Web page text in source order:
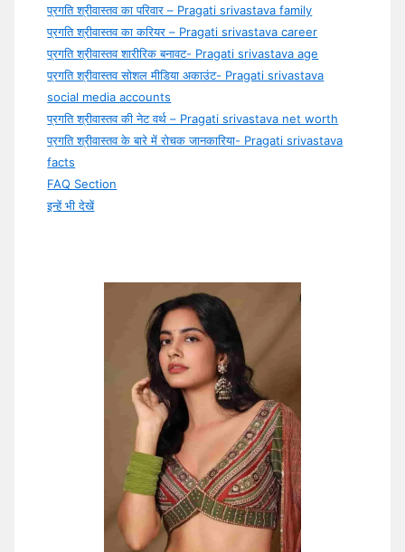
प्रगति श्रीवास्तव का परिवार – Pragati srivastava family
प्रगति श्रीवास्तव का करियर – Pragati srivastava career
प्रगति श्रीवास्तव शारीरिक बनावट- Pragati srivastava age
प्रगति श्रीवास्तव सोशल मीडिया अकाउंट- Pragati srivastava
social media accounts
प्रगति श्रीवास्तव की नेट वर्थ – Pragati srivastava net worth
प्रगति श्रीवास्तव के बारे में रोचक जानकारिया- Pragati srivastava
facts
FAQ Section
इन्हें भी देखें